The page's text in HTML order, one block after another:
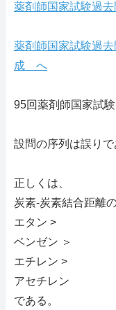
薬剤師国家試験過
薬剤師国家試験過
成 へ
95回薬剤師国家試
設問の序列は誤りで
正しくは、
炭素-炭素結合距離
エタン >
ベンゼン ＞
エチレン >
アセチレン
である。